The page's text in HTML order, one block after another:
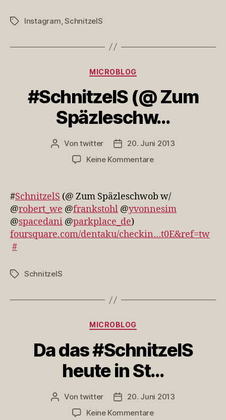
Schlagwörter
Instagram ,SchnitzelS
Kategorien
MICROBLOG
#SchnitzelS (@ Zum
Späzleschw…
Beitragsautor
Vontwitter Veröffentlichungsdatum
20. Juni 2013
Keine Kommentarezu
Zum
Späzleschw…
#SchnitzelS (@ Zum Späzleschwob w/
@robert_we @frankstohl @yvonnesim
@spacedani @parkplace_de)
foursquare.com/dentaku/checkin…t0E&ref=tw
#
Schlagwörter
SchnitzelS
Kategorien
MICROBLOG
Da das #SchnitzelS
heute in St…
Beitragsautor
Vontwitter Veröffentlichungsdatum
20. Juni 2013
Keine Kommentarezu